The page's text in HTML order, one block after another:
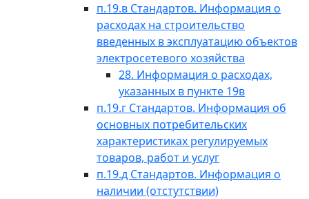
п.19.в Стандартов. Информация о
расходах на строительство
введенных в эксплуатацию объектов
электросетевого хозяйства
28. Информация о расходах,
указанных в пункте 19в
п.19.г Стандартов. Информация об
основных потребительских
характеристиках регулируемых
товаров, работ и услуг
п.19.д Стандартов. Информация о
наличии (отстутствии)